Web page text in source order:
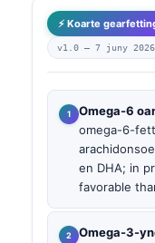
⚡ Koarte
v1.0 — 7 juny 2026
Omega-6
omega-6-
en DHA; in
favorable
Omega-3-